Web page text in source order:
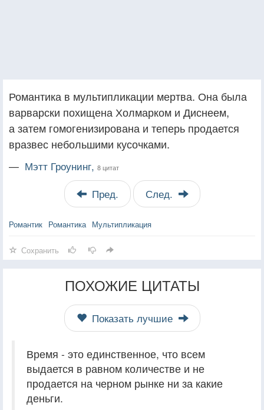
Романтика в мультипликации мертва. Она была
варварски похищена Холмарком и Диснеем,
а затем гомогенизирована и теперь продается
вразвес небольшими кусочками.
— Мэтт Гроунинг, 8 цитат
Пред. След.
Романтик Романтика Мультипликация
Сохранить
ПОХОЖИЕ ЦИТАТЫ
Показать лучшие
Время - это единственное, что всем
выдается в равном количестве и не
продается на черном рынке ни за какие
деньги.